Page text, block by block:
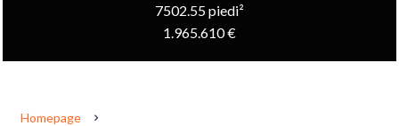
7502.55 piedi²
1.965.610 €
Homepage